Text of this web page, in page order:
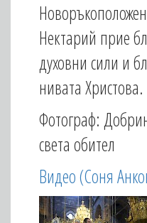
Нектарий прие
духовни сили и
нивата Христова.
Фотограф:
света обител
Видео (Соня